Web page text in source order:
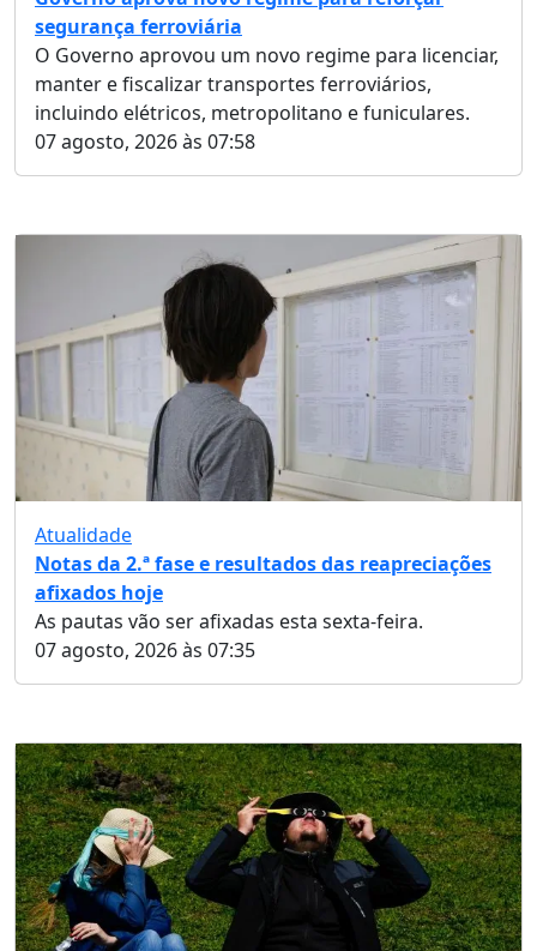
segurança ferroviária
O Governo aprovou um novo regime para licenciar,
manter e fiscalizar transportes ferroviários,
incluindo elétricos, metropolitano e funiculares.
07 agosto, 2026 às 07:58
Atualidade
Notas da 2.ª fase e resultados das reapreciações
afixados hoje
As pautas vão ser afixadas esta sexta-feira.
07 agosto, 2026 às 07:35